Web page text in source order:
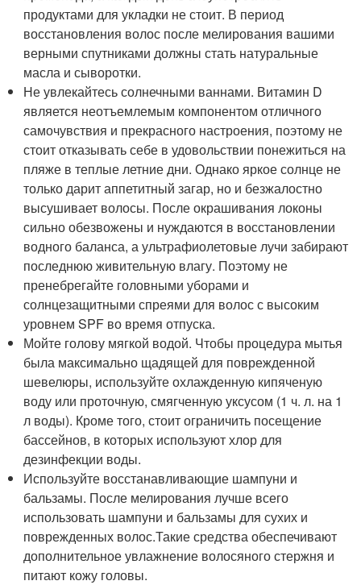
продуктами для укладки не стоит. В период
восстановления волос после мелирования вашими
верными спутниками должны стать натуральные
масла и сыворотки.
Не увлекайтесь солнечными ваннами. Витамин D
является неотъемлемым компонентом отличного
самочувствия и прекрасного настроения, поэтому не
стоит отказывать себе в удовольствии понежиться на
пляже в теплые летние дни. Однако яркое солнце не
только дарит аппетитный загар, но и безжалостно
высушивает волосы. После окрашивания локоны
сильно обезвожены и нуждаются в восстановлении
водного баланса, а ультрафиолетовые лучи забирают
последнюю живительную влагу. Поэтому не
пренебрегайте головными уборами и
солнцезащитными спреями для волос с высоким
уровнем SPF во время отпуска.
Мойте голову мягкой водой. Чтобы процедура мытья
была максимально щадящей для поврежденной
шевелюры, используйте охлажденную кипяченую
воду или проточную, смягченную уксусом (1 ч. л. на 1
л воды). Кроме того, стоит ограничить посещение
бассейнов, в которых используют хлор для
дезинфекции воды.
Используйте восстанавливающие шампуни и
бальзамы. После мелирования лучше всего
использовать шампуни и бальзамы для сухих и
поврежденных волос.Такие средства обеспечивают
дополнительное увлажнение волосяного стержня и
питают кожу головы.